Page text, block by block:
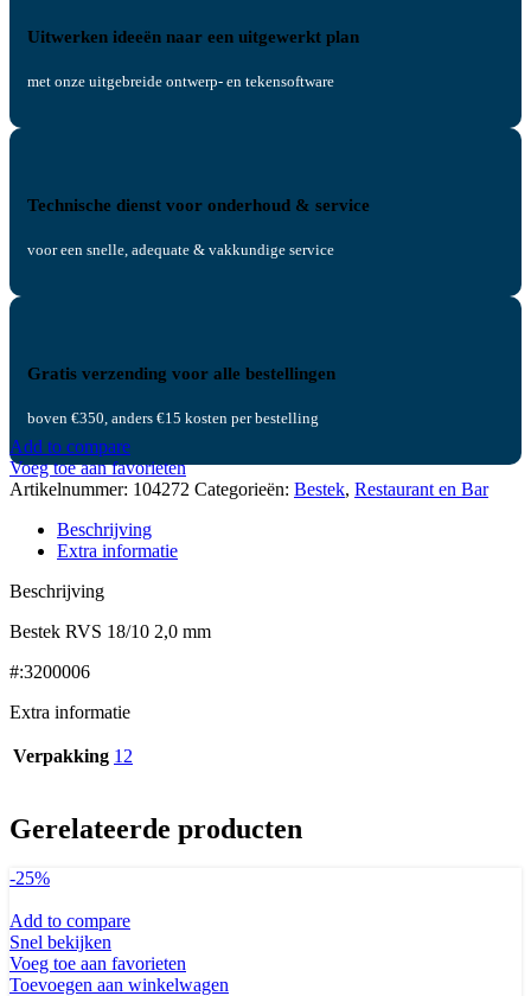
Uitwerken ideeën naar een uitgewerkt plan
met onze uitgebreide ontwerp- en tekensoftware
Technische dienst voor onderhoud & service
voor een snelle, adequate & vakkundige service
Gratis verzending voor alle bestellingen
boven €350, anders €15 kosten per bestelling
Add to compare
Voeg toe aan favorieten
Artikelnummer: 104272 Categorieën: Bestek, Restaurant en Bar
Beschrijving
Extra informatie
Beschrijving
Bestek RVS 18/10 2,0 mm
#:3200006
Extra informatie
Verpakking 12
Gerelateerde producten
-25%
Add to compare
Snel bekijken
Voeg toe aan favorieten
Toevoegen aan winkelwagen